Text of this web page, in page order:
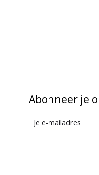
Abonneer je